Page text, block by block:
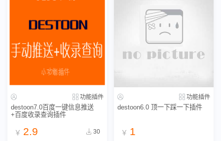
功能插件
destoon7.0百度一键信息推送
+百度收录查询插件
￥ 2.9 30
功能插件
destoon6.0 顶一下踩一下插件
￥ 1